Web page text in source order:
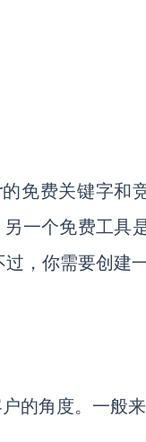
免费关键字和
一个免费工具
，你需要创建
的角度。一般